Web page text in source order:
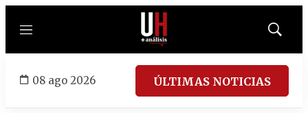
Menú
Mostrar
08 ago 2026 ÚLTIMAS NOTICIAS